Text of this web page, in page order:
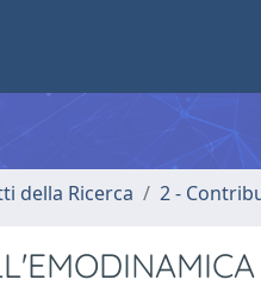
della Ricerca 2 -